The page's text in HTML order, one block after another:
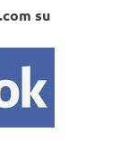
su